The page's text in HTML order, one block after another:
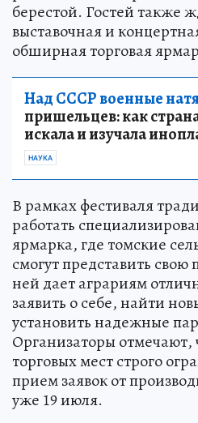
берестой. Гостей также
выставочная и
обширная торговая
Над СССР военные
пришельцев: как
искала и изучала
НАУКА
В рамках фестиваля
работать
ярмарка, где томские
смогут представить
ней дает аграриям
заявить о себе, найти
установить надежные
Организаторы отмечают,
торговых мест строго
прием заявок от
уже 19 июля.